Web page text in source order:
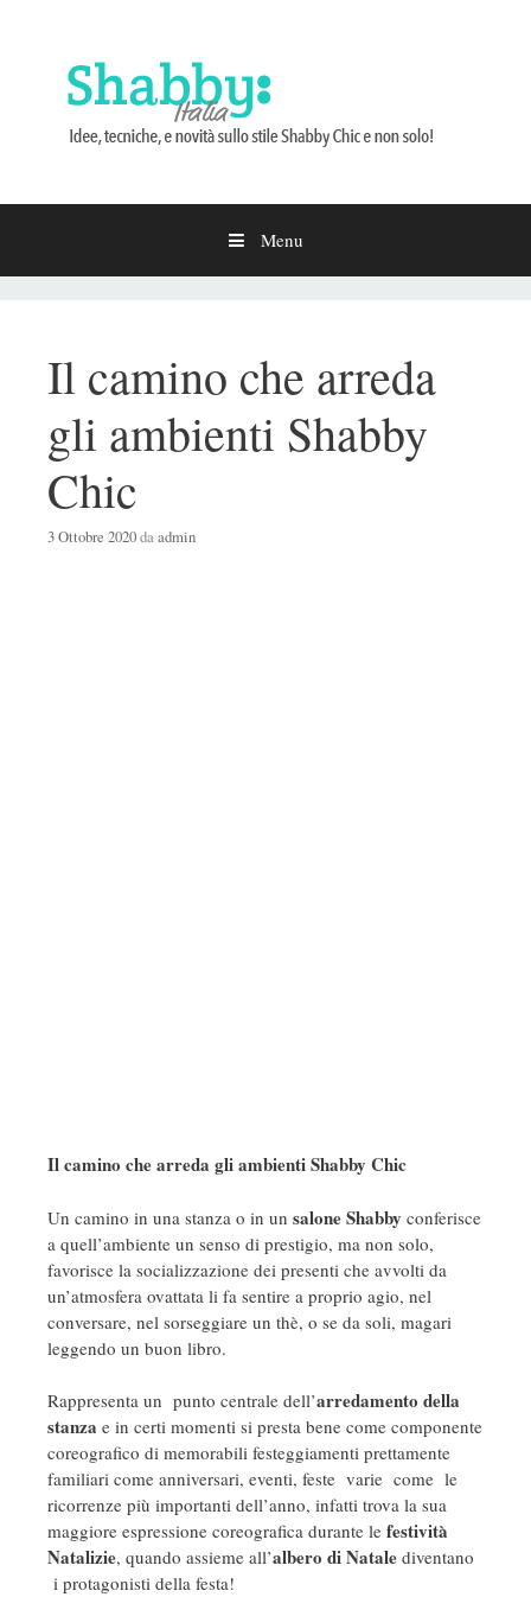
Menu
Il camino che arreda
gli ambienti Shabby
Chic
3 Ottobre 2020daadmin
Il camino che arreda gli ambienti Shabby Chic
Un camino in una stanza o in un salone Shabby conferisce
a quell’ambiente un senso di prestigio, ma non solo,
favorisce la socializzazione dei presenti che avvolti da
un’atmosfera ovattata li fa sentire a proprio agio, nel
conversare, nel sorseggiare un thè, o se da soli, magari
leggendo un buon libro.
Rappresenta un punto centrale dell’arredamento della
stanza e in certi momenti si presta bene come componente
coreografico di memorabili festeggiamenti prettamente
familiari come anniversari, eventi, feste varie come le
ricorrenze più importanti dell’anno, infatti trova la sua
maggiore espressione coreografica durante le festività
Natalizie, quando assieme all’albero di Natale diventano
i protagonisti della festa!